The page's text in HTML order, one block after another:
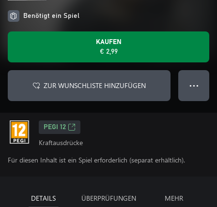
Benötigt ein Spiel
KAUFEN
€ 2,99
ZUR WUNSCHLISTE HINZUFÜGEN ● ● ●
PEGI 12
Kraftausdrücke
Für diesen Inhalt ist ein Spiel erforderlich (separat erhältlich).
DETAILS ÜBERPRÜFUNGEN MEHR